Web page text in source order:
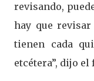
revisando,
hay que
tienen cada
etcétera”, dijo